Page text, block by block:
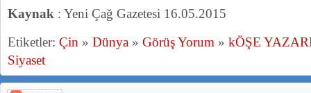
Kaynak : Yeni Çağ Gazetesi 16.05.2015
Etiketler: Çin » Dünya » Görüş Yorum » kÖŞE
Siyaset